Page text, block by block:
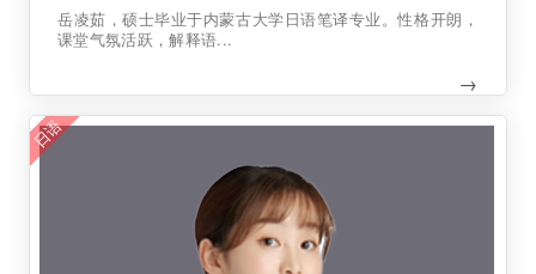
岳凌茹，硕士毕业于内蒙古大学日语笔译专业。性格开朗，
课堂气氛活跃，解释语...
→
日语